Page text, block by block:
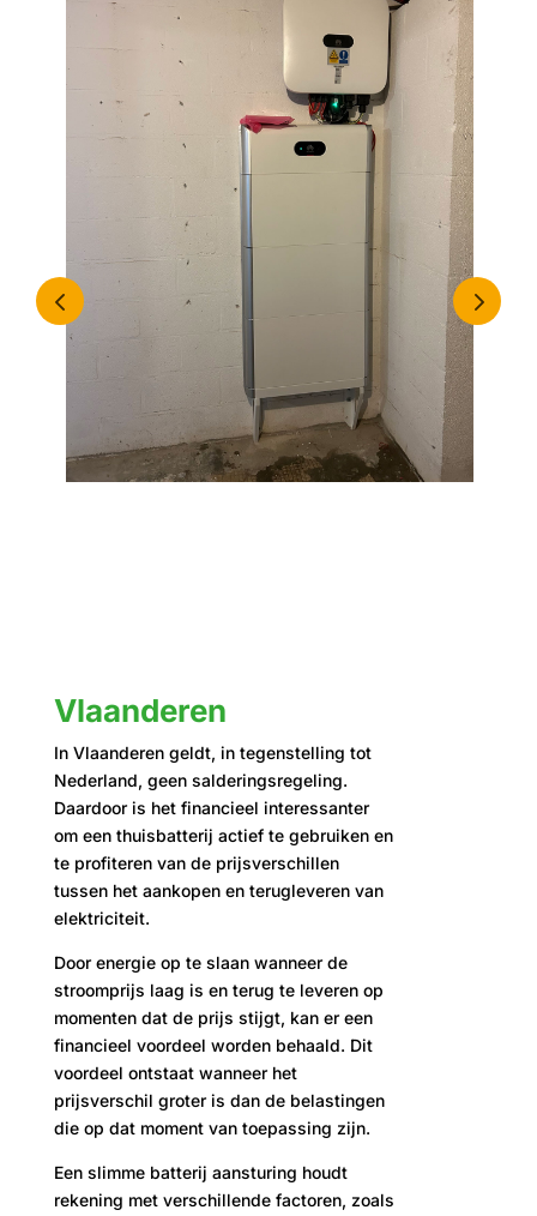
Vlaanderen
In Vlaanderen geldt, in tegenstelling tot
Nederland, geen salderingsregeling.
Daardoor is het financieel interessanter
om een thuisbatterij actief te gebruiken en
te profiteren van de prijsverschillen
tussen het aankopen en terugleveren van
elektriciteit.
Door energie op te slaan wanneer de
stroomprijs laag is en terug te leveren op
momenten dat de prijs stijgt, kan er een
financieel voordeel worden behaald. Dit
voordeel ontstaat wanneer het
prijsverschil groter is dan de belastingen
die op dat moment van toepassing zijn.
Een slimme batterij aansturing houdt
rekening met verschillende factoren, zoals